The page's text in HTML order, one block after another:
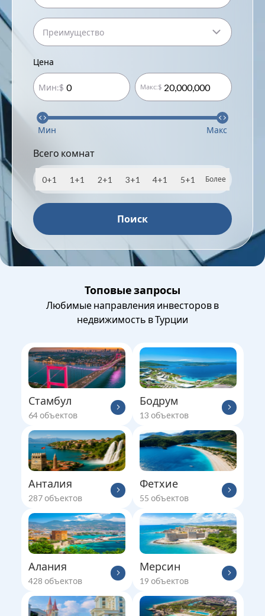
Преимущество
Цена
Мин:$ Макс:$
Мин Макс
Всего комнат
0+1 1+1 2+1 3+1 4+1 5+1 Более
Поиск
Топовые запросы
Любимые направления инвесторов в
недвижимость в Турции
Стамбул
64 объектов
Бодрум
13 объектов
Анталия
287 объектов
Фетхие
55 объектов
Алания
428 объектов
Мерсин
19 объектов